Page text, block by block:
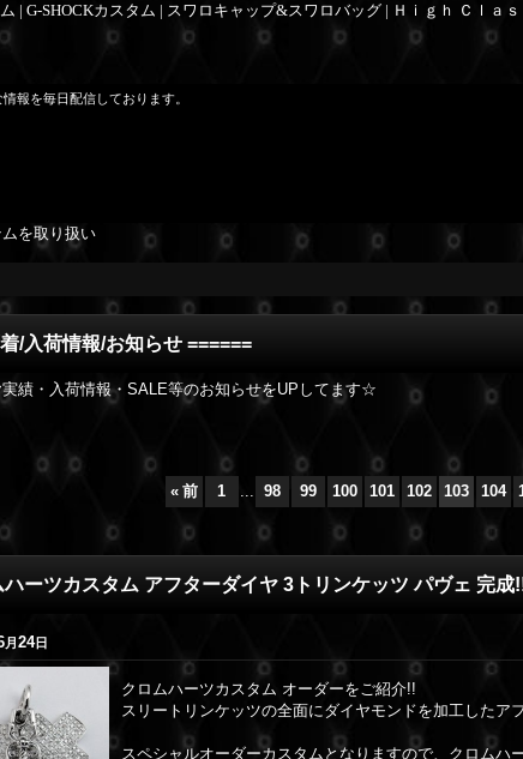
| G-SHOCKカスタム | スワロキャップ&スワロバッグ | Ｈｉｇｈ Ｃｌａ
報を毎日配信しております。
を取り扱い
/入荷情報/お知らせ ======
績・入荷情報・SALE等のお知らせをUPしてます☆
« 前 1 ... 98 99 100 101 102 103 104
ハーツカスタム アフターダイヤ 3トリンケッツ パヴェ 完成
月24日
クロムハーツカスタム オーダーをご紹介!!
スリートリンケッツの全面にダイヤモンドを加工したア
スペシャルオーダーカスタムとなりますので、クロムハ